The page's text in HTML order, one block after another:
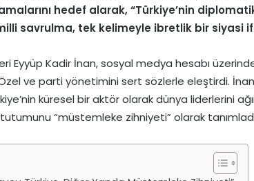
hedef alarak, “Türkiye’nin
savrulma, tek kelimeyle ibretlik bir siyasi
Eyyüp Kadir İnan, sosyal medya hesabı
ve parti yönetimini sert sözlerle eleştirdi.
küresel bir aktör olarak dünya liderlerini
tutumunu “müstemleke zihniyeti” olarak